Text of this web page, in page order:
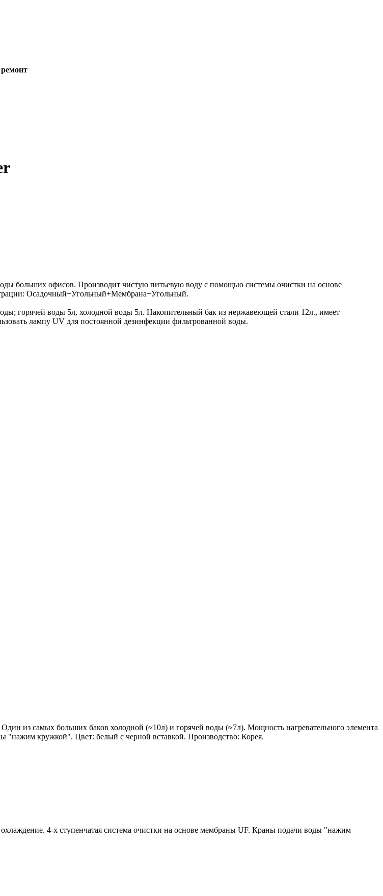
больших офисов. Производит чистую питьевую воду с помощью системы очистки на основе
Осадочный+Угольный+Мембрана+Угольный.
горячей воды 5л, холодной воды 5л. Накопительный бак из нержавеющей стали 12л., имеет
лампу UV для постоянной дезинфекции фильтрованной воды.
из самых больших баков холодной (≈10л) и горячей воды (≈7л). Мощность нагревательного элемента
"нажим кружкой". Цвет: белый с черной вставкой. Производство: Корея.
4-х ступенчатая система очистки на основе мембраны UF. Краны подачи воды "нажим